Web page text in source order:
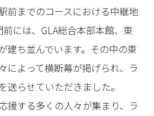
前までのコースにおける中継地
には、GLA総合本部本館、東
建ち並んでいます。その中の東
によって横断幕が掲げられ、ラ
送らせていただきました。
援する多くの人々が集まり、ラ